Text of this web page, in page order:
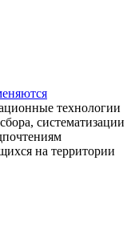
технологии
систематизации
на территории